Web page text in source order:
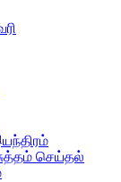
செய்தல்